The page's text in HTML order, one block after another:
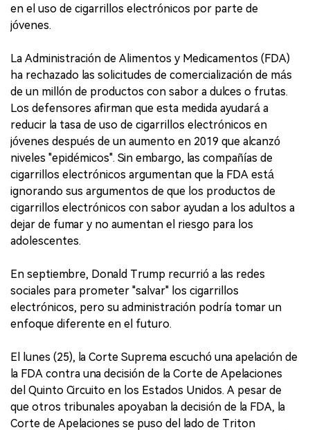
en el uso de cigarrillos electrónicos por parte de
jóvenes.
La Administración de Alimentos y Medicamentos (FDA)
ha rechazado las solicitudes de comercialización de más
de un millón de productos con sabor a dulces o frutas.
Los defensores afirman que esta medida ayudará a
reducir la tasa de uso de cigarrillos electrónicos en
jóvenes después de un aumento en 2019 que alcanzó
niveles "epidémicos". Sin embargo, las compañías de
cigarrillos electrónicos argumentan que la FDA está
ignorando sus argumentos de que los productos de
cigarrillos electrónicos con sabor ayudan a los adultos a
dejar de fumar y no aumentan el riesgo para los
adolescentes.
En septiembre, Donald Trump recurrió a las redes
sociales para prometer "salvar" los cigarrillos
electrónicos, pero su administración podría tomar un
enfoque diferente en el futuro.
El lunes (25), la Corte Suprema escuchó una apelación de
la FDA contra una decisión de la Corte de Apelaciones
del Quinto Circuito en los Estados Unidos. A pesar de
que otros tribunales apoyaban la decisión de la FDA, la
Corte de Apelaciones se puso del lado de Triton